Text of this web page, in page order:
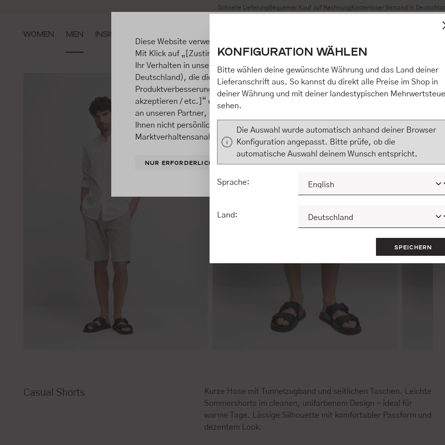
Zur Hauptnavigation springen Schnelle Lieferung Bequemer Kauf auf Rechnung Kostenloser Versand in
WOMEN MEN INSIGHTS
Casual Shorts
Kurze Hose mit Tunnelzugband und seitlichen Taschen. Leichte
Sommershorts im cleanen, unifarbenem Design - ideal für
warme Tage. Lässige Silhouette mit komfortabler Passform und
dezentem Look.
Diese Website verwendet Cookies, um eine bestmögliche Erfahrung bieten zu können.
Mit Klick auf „[Zustimmen / Alles akzeptieren / etc.]“ erteilen Sie Ihre Einwilligung
Ihr Verhalten in unserem Shop an unseren Partner, die shopware AG (Ebbinghoff 10,
Deutschland), die diese Daten Ihnen nicht persönlich zuordnen kann, sie aber zu
Produktverbesserungen, Marktverhaltensanalysen) verarbeiten darf. Mit Klick auf
akzeptieren / etc.]“ erteilen Sie Ihre Einwilligung auch in die Weitergabe über Ihr
an unseren Partner, die shopware AG (Ebbinghoff 10, 48624 Schöppingen,
Ihnen nicht persönlich zuordnen kann, sie aber zu eigenen Zwecken (z.B.
Marktverhaltensanalysen) verarbeiten darf.
NUR ERFORDERLICHE KONFIGURIEREN ALLE COOKIES
KONFIGURATION WÄHLEN
Bitte wählen deine gewünschte Währung und das Land deiner
Lieferanschrift aus. So kannst du direkt alle Preise im Shop in
deiner Währung und mit deiner landestypischen
sehen.
Die Auswahl wurde automatisch anhand deiner Browser
Konfiguration angepasst. Bitte prüfe, ob die
automatische Auswahl deinem Wunsch entspricht.
Sprache:
Land:
SPEICHERN